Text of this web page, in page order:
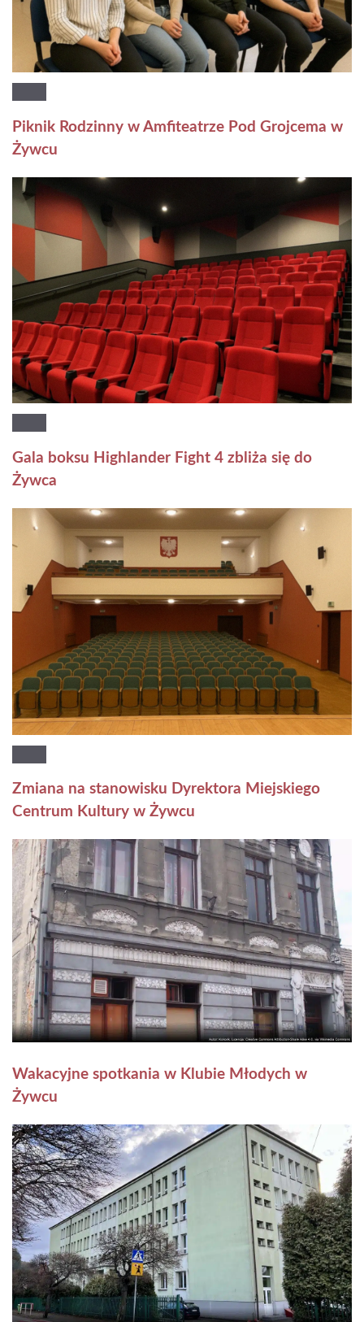
Piknik Rodzinny w Amfiteatrze Pod Grojcema w
Żywcu
Gala boksu Highlander Fight 4 zbliża się do
Żywca
Zmiana na stanowisku Dyrektora Miejskiego
Centrum Kultury w Żywcu
Wakacyjne spotkania w Klubie Młodych w
Żywcu